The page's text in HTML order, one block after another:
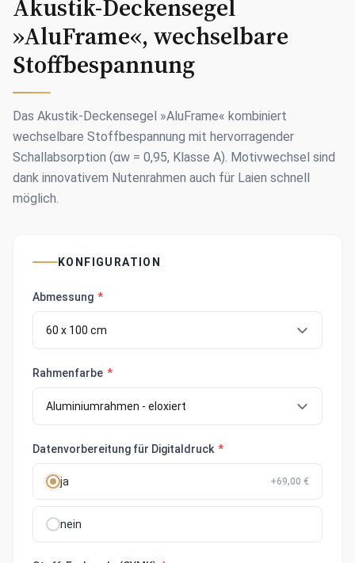
Akustik-Deckensegel
»AluFrame«, wechselbare
Stoffbespannung
Das Akustik-Deckensegel »AluFrame« kombiniert
wechselbare Stoffbespannung mit hervorragender
Schallabsorption (αw = 0,95, Klasse A). Motivwechsel sind
dank innovativem Nutenrahmen auch für Laien schnell
möglich.
KONFIGURATION
Abmessung *
Rahmenfarbe *
Datenvorbereitung für Digitaldruck *
ja +69,00 €
nein